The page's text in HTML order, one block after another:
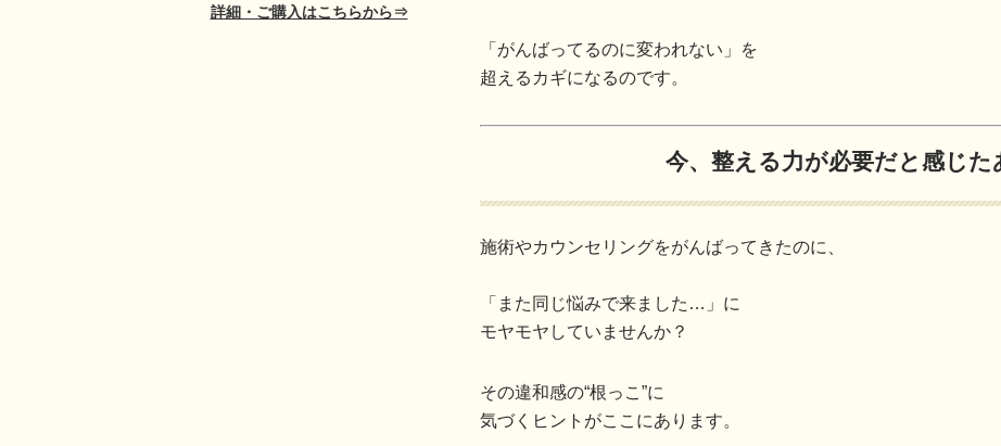
詳細・ご購入はこちらから⇒
「がんばってるのに変われない」を
超えるカギになるのです。
今、整える力が必要だと感じた
施術やカウンセリングをがんばってきたのに、
「また同じ悩みで来ました…」に
モヤモヤしていませんか？
その違和感の“根っこ”に
気づくヒントがここにあります。